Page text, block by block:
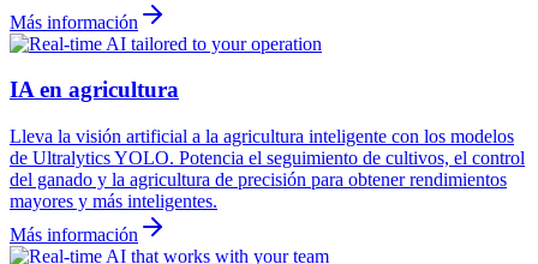
Más información
IA en agricultura
Lleva la visión artificial a la agricultura inteligente con los modelos
de Ultralytics YOLO. Potencia el seguimiento de cultivos, el control
del ganado y la agricultura de precisión para obtener rendimientos
mayores y más inteligentes.
Más información